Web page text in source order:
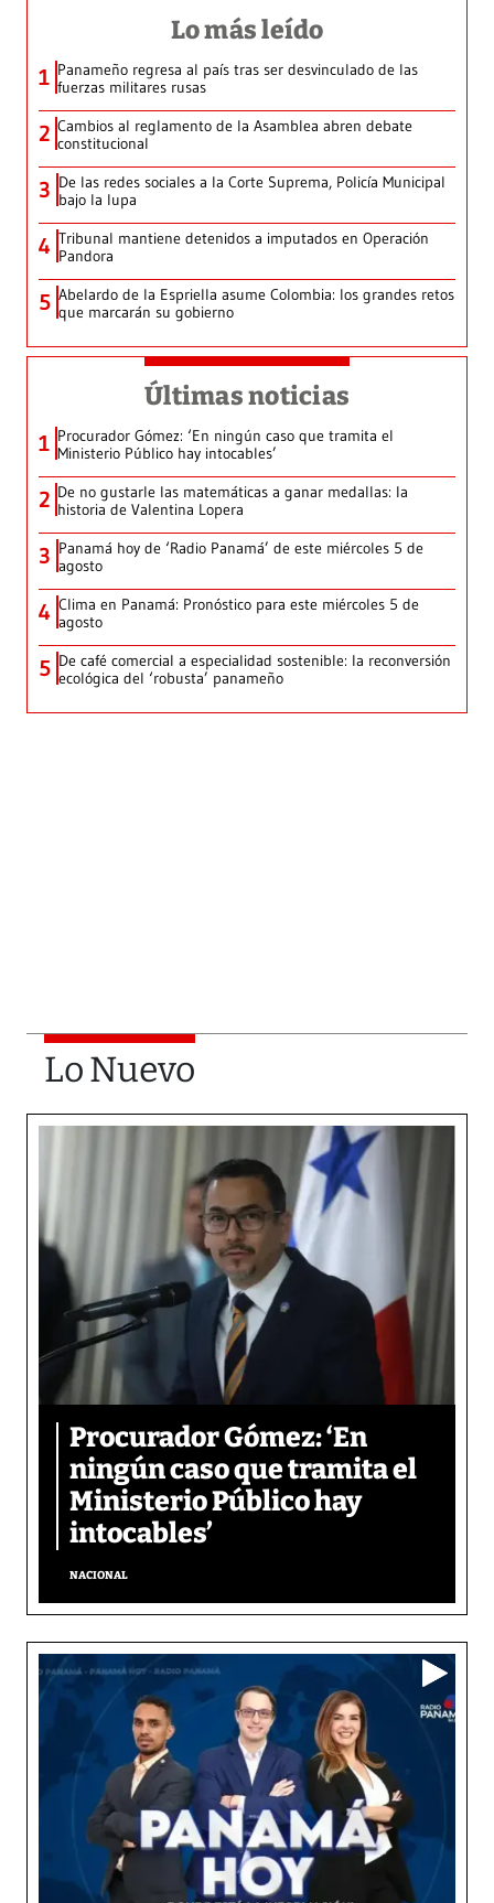
Lo más leído
1 Panameño regresa al país tras ser desvinculado de las
fuerzas militares rusas
2 Cambios al reglamento de la Asamblea abren debate
constitucional
3 De las redes sociales a la Corte Suprema, Policía Municipal
bajo la lupa
4 Tribunal mantiene detenidos a imputados en Operación
Pandora
5 Abelardo de la Espriella asume Colombia: los grandes retos
que marcarán su gobierno
Últimas noticias
1 Procurador Gómez: ‘En ningún caso que tramita el
Ministerio Público hay intocables’
2 De no gustarle las matemáticas a ganar medallas: la
historia de Valentina Lopera
3 Panamá hoy de ‘Radio Panamá’ de este miércoles 5 de
agosto
4 Clima en Panamá: Pronóstico para este miércoles 5 de
agosto
5 De café comercial a especialidad sostenible: la reconversión
ecológica del ‘robusta’ panameño
Lo Nuevo
Procurador Gómez: ‘En
ningún caso que tramita el
Ministerio Público hay
intocables’
NACIONAL